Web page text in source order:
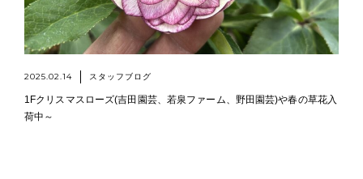
2025.02.14 スタッフブログ
1Fクリスマスローズ(吉田園芸、若泉ファーム、野田園芸)や春の草花入
荷中～